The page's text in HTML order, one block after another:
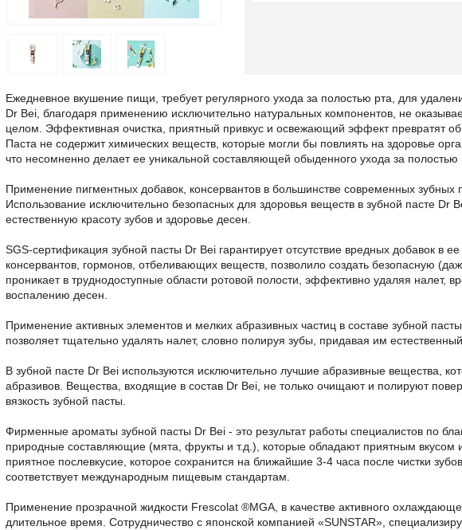
Ежедневное вкушение пищи, требует регулярного ухода за полостью рта, для
Dr Bei, благодаря применению исключительно натуральных компонентов, не
целом. Эффективная очистка, приятный привкус и освежающий эффект превратят
Паста не содержит химических веществ, которые могли бы повлиять на здоровье
что несомненно делает ее уникальной составляющей обыденного ухода за полостью
Применение пигментных добавок, консервантов в большинстве современных зубных
Использование исключительно безопасных для здоровья веществ в зубной пасте Dr
естественную красоту зубов и здоровье десен.
SGS-сертификация зубной пасты Dr Bei гарантирует отсутствие вредных добавок в
консервантов, гормонов, отбеливающих веществ, позволило создать безопасную
проникает в труднодоступные области ротовой полости, эффективно удаляя налет,
воспалению десен.
Применение активных элементов и мелких абразивных частиц в составе зубной
позволяет тщательно удалять налет, словно полируя зубы, придавая им естественный
В зубной пасте Dr Bei используются исключительно лучшие абразивные вещества,
абразивов. Вещества, входящие в состав Dr Bei, не только очищают и полируют
вязкость зубной пасты.
Фирменные ароматы зубной пасты Dr Bei - это результат работы специалистов по
природные составляющие (мята, фрукты и т.д.), которые обладают приятным вкусом
приятное послевкусие, которое сохранится на ближайшие 3-4 часа после чистки
соответствует международным пищевым стандартам.
Применение прозрачной жидкости Frescolat ®MGA, в качестве активного
длительное время. Сотрудничество с японской компанией «SUNSTAR»,